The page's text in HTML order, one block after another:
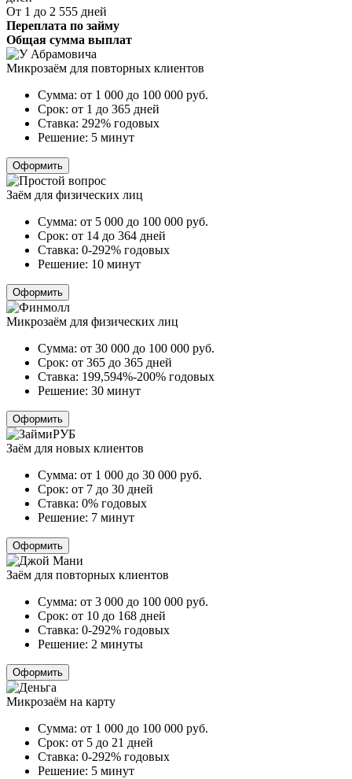
От 1 до 2 555 дней
Переплата по займу
Общая сумма выплат
Микрозаём для повторных клиентов
Сумма: от 1 000 до 100 000 руб.
Срок: от 1 до 365 дней
Ставка: 292% годовых
Решение: 5 минут
Оформить
Заём для физических лиц
Сумма: от 5 000 до 100 000 руб.
Срок: от 14 до 364 дней
Ставка: 0-292% годовых
Решение: 10 минут
Оформить
Микрозаём для физических лиц
Сумма: от 30 000 до 100 000 руб.
Срок: от 365 до 365 дней
Ставка: 199,594%-200% годовых
Решение: 30 минут
Оформить
Заём для новых клиентов
Сумма: от 1 000 до 30 000 руб.
Срок: от 7 до 30 дней
Ставка: 0% годовых
Решение: 7 минут
Оформить
Заём для повторных клиентов
Сумма: от 3 000 до 100 000 руб.
Срок: от 10 до 168 дней
Ставка: 0-292% годовых
Решение: 2 минуты
Оформить
Микрозаём на карту
Сумма: от 1 000 до 100 000 руб.
Срок: от 5 до 21 дней
Ставка: 0-292% годовых
Решение: 5 минут